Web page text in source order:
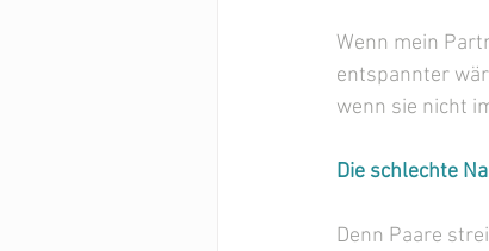
Wenn mein
entspannter
wenn sie nicht
Die schlechte
Denn Paare